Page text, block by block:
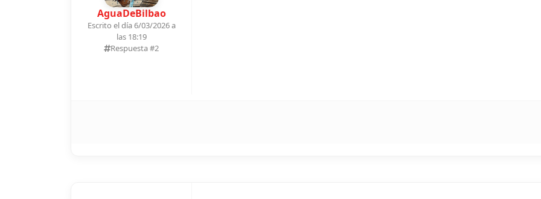
AguaDeBilbao
Escrito el día 6/03/2026 a
las 18:19
Respuesta #2